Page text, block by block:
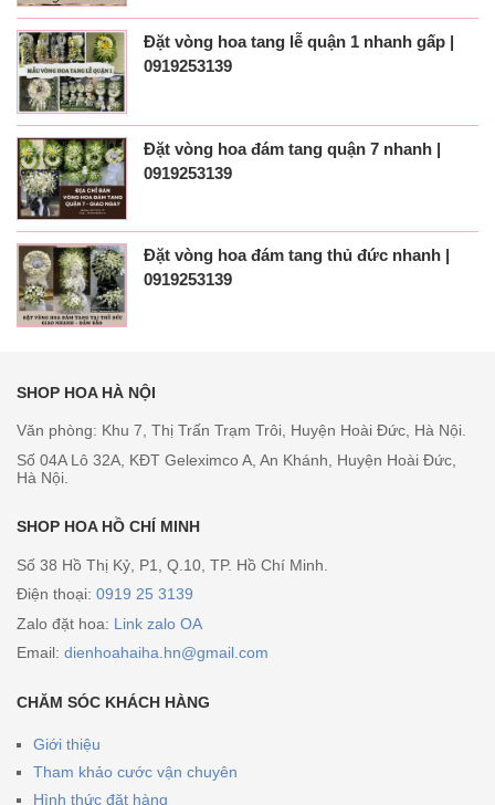
Đặt vòng hoa tang lễ quận 1 nhanh gấp |
0919253139
Đặt vòng hoa đám tang quận 7 nhanh |
0919253139
Đặt vòng hoa đám tang thủ đức nhanh |
0919253139
SHOP HOA HÀ NỘI
Văn phòng: Khu 7, Thị Trấn Trạm Trôi, Huyện Hoài Đức, Hà Nội.
Số 04A Lô 32A, KĐT Geleximco A, An Khánh, Huyện Hoài Đức,
Hà Nội.
SHOP HOA HỒ CHÍ MINH
Số 38 Hồ Thị Kỷ, P1, Q.10, TP. Hồ Chí Minh.
Điện thoại: 0919 25 3139
Zalo đặt hoa: Link zalo OA
Email: dienhoahaiha.hn@gmail.com
CHĂM SÓC KHÁCH HÀNG
Giới thiệu
Tham khảo cước vận chuyên
Hình thức đặt hàng